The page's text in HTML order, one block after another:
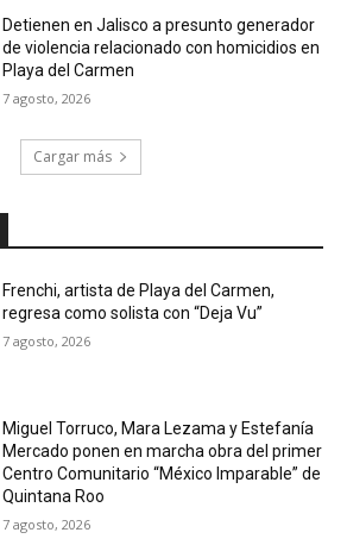
Detienen en Jalisco a presunto generador
de violencia relacionado con homicidios en
Playa del Carmen
7 agosto, 2026
Cargar más
Frenchi, artista de Playa del Carmen,
regresa como solista con “Deja Vu”
7 agosto, 2026
Miguel Torruco, Mara Lezama y Estefanía
Mercado ponen en marcha obra del primer
Centro Comunitario “México Imparable” de
Quintana Roo
7 agosto, 2026